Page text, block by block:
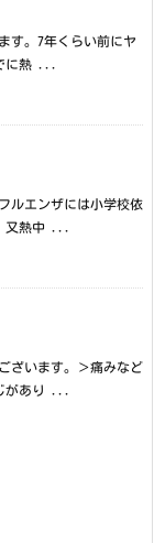
す。7年くらい前にヤ
に熱 ...
ルエンザには小学校依
又熱中 ...
ざいます。＞痛みなど
があり ...